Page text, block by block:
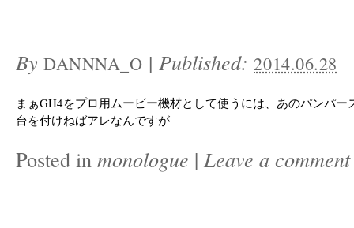
By DANNNA_O |Published:2014.06.28
まぁGH4をプロ用ムービー機材として使うには、あのパンパー
台を付けねばアレなんですが
Posted in monologue | Leave a comment